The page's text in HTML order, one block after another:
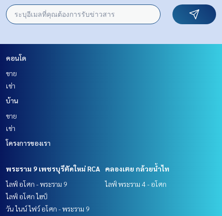
คอนโด
ขาย
เช่า
บ้าน
ขาย
เช่า
โครงการของเรา
พระราม 9 เพชรบุรีตัดใหม่ RCA
ไลฟ์ อโศก - พระราม 9
ไลฟ์ อโศก ไฮป์
วัน ไนน์ ไฟว์ อโศก - พระราม 9
คลองเตย กล้วยน้ำไท
ไลฟ์ พระราม 4 - อโศก